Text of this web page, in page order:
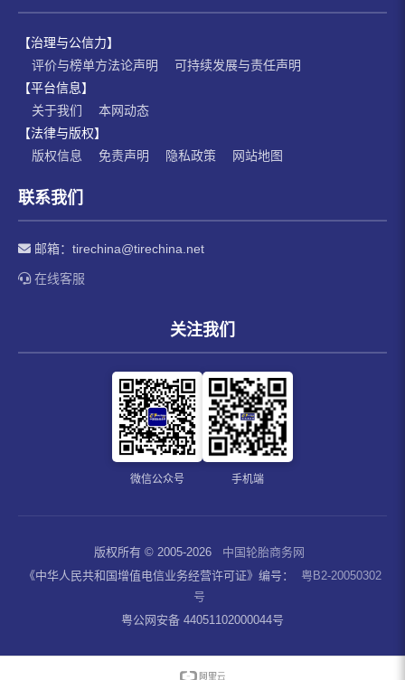
【治理与公信力】
评价与榜单方法论声明
可持续发展与责任声明
【平台信息】
关于我们
本网动态
【法律与版权】
版权信息
免责声明 隐私政策 网站地图
联系我们
邮箱： tirechina@tirechina.net
在线客服
关注我们
微信公众号 手机端
版权所有 © 2005-2026
中国轮胎商务网
《中华人民共和国增值电信业务经营许可证》编号：
粤B2-20050302
号
粤公网安备 44051102000044号